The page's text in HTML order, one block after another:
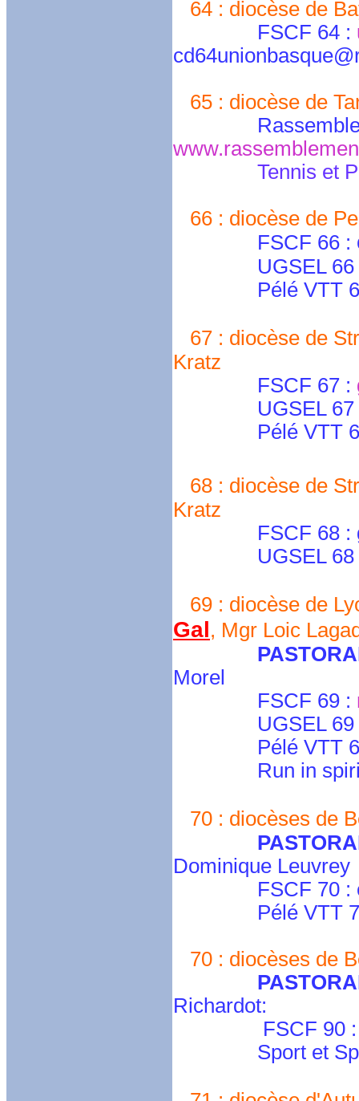
64 : diocèse de
FSCF 64 :
65 : diocèse de
Tennis et
66 : diocèse de
FSCF 66 :
UGSEL 66 :
Pélé VTT 66 :
67 : diocèse de
Kratz
FSCF 67 :
UGSEL 67
Pélé VTT 67 :
68 : diocèse de
Kratz
FSCF 68 :
UGSEL 68 :
69 : diocèse de
Gal, Mgr Loic
Morel
FSCF 69 :
UGSEL 69
Pélé VTT
Run in
70 : diocèses de
Dominique Leuvrey
FSCF 70 :
Pélé VTT 70 :
70 : diocèses de
Richardot:
FSCF 90 :
Sport et Spi :